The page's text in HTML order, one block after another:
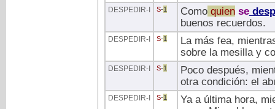
DESPEDIR-I S-1 Comoquiense
buenos recuerdos.
DESPEDIR-I S-1
La más fea,
sobre la mesilla y
DESPEDIR-I S-1
Poco después,
otra condición: el
DESPEDIR-I S-1
Ya a última hora,